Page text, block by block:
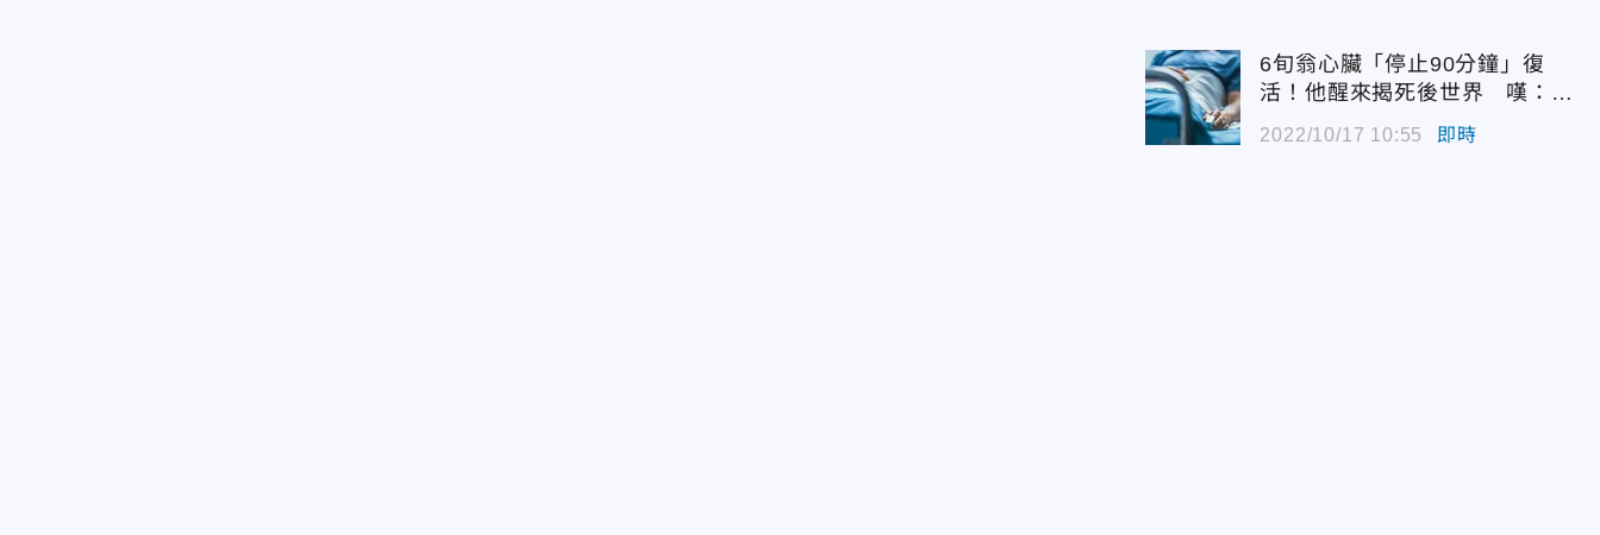
6旬翁心臟「停止90分鐘」復
活！他醒來揭死後世界 嘆：很
2022/10/17 10:55 即時